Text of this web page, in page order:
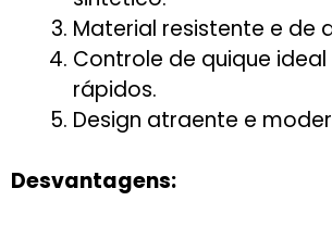
Material resistente e de
Controle de quique
rápidos.
Design atraente e
Desvantagens: